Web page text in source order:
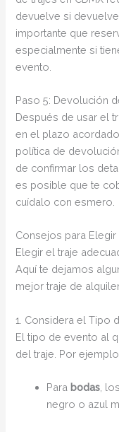
devuelve si
importante que
especialmente si
evento.
Paso 5: Devolución
Después de usar el
en el plazo
política de
de confirmar los
es posible que te
cuídalo con esmero.
Consejos para
Elegir el traje
Aquí te dejamos
mejor traje de
1. Considera el Tipo
El tipo de evento al
del traje. Por
Para bodas ,
negro o azul